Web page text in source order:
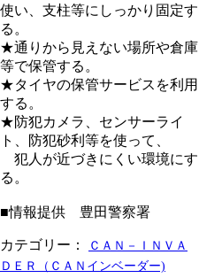
使い、支柱等にしっかり固定す
る。
★通りから見えない場所や倉庫
等で保管する。
★タイヤの保管サービスを利用
する。
★防犯カメラ、センサーライ
ト、防犯砂利等を使って、
犯人が近づきにくい環境にす
る。
■情報提供 豊田警察署
カテゴリー：
ＣＡＮ－ＩＮＶＡ
ＤＥＲ（ＣＡＮインベーダー)